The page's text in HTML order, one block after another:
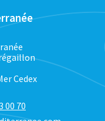
Cedex
00 70